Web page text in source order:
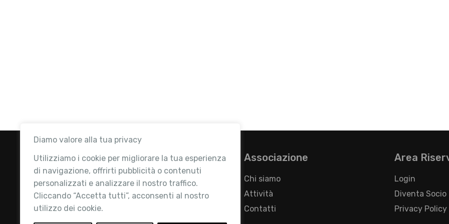
Diamo valore alla tua privacy
Utilizziamo i cookie per migliorare la tua esperienza
di navigazione, offrirti pubblicità o contenuti
personalizzati e analizzare il nostro traffico.
Cliccando “Accetta tutti”, acconsenti al nostro
utilizzo dei cookie.
Retail Institute Italy è l’Associazione di
Associazione
Chi siamo
Attività
Contatti
Area
Login
Diventa Socio
Privacy Policy